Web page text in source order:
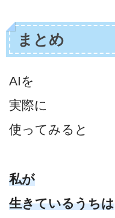
まとめ
AIを
実際に
使ってみると
私が
生きているうちは